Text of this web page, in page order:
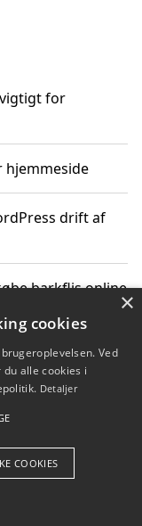
for
hjemmeside
drift af
barkflis online
i Aarhus
×
cookies
Ved
alle cookies i
Detaljer
COOKIES